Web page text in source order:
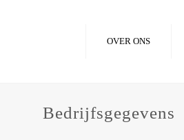
OVER ONS
Bedrijfsgegevens